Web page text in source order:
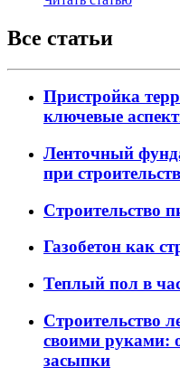
Все статьи
Пристройка
ключевые
Ленточный
при
Строительство
Газобетон как
Теплый пол в
Строительство
своими руками:
засыпки